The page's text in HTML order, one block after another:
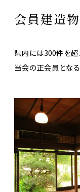
会員建造
県内には300件を超
当会の正会員とな